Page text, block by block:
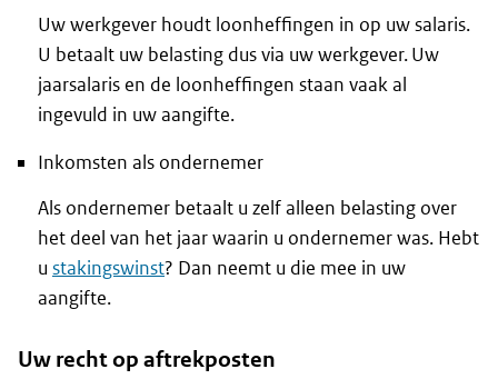
Uw werkgever houdt loonheffingen in op uw salaris.
U betaalt uw belasting dus via uw werkgever. Uw
jaarsalaris en de loonheffingen staan vaak al
ingevuld in uw aangifte.
Inkomsten als ondernemer
Als ondernemer betaalt u zelf alleen belasting over
het deel van het jaar waarin u ondernemer was. Hebt
u stakingswinst? Dan neemt u die mee in uw
aangifte.
Uw recht op aftrekposten